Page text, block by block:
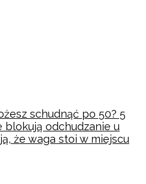
schudnąć po 50? 5
odchudzanie u
że waga stoi w miejscu